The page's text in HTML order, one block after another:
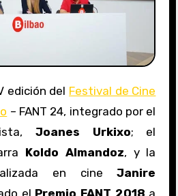
edición del Festival de Cine
– FANT 24, integrado por el
Joanes Urkixo; el
Koldo Almandoz, y la
en cineJanire
el Premio FANT 2018 a